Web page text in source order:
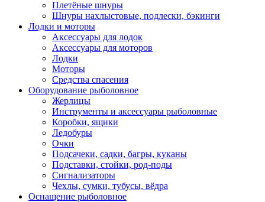
Плетёные шнуры
Шнуры нахлыстовые, подлески, бэкинги
Лодки и моторы
Аксессуары для лодок
Аксессуары для моторов
Лодки
Моторы
Средства спасения
Оборудование рыболовное
Жерлицы
Инструменты и аксессуары рыболовные
Коробки, ящики
Ледобуры
Очки
Подсачеки, садки, багры, куканы
Подставки, стойки, род-поды
Сигнализаторы
Чехлы, сумки, тубусы, вёдра
Оснащение рыболовное